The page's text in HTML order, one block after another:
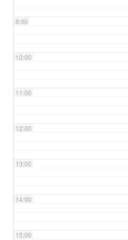
9:00
10:00
11:00
12:00
13:00
14:00
15:00